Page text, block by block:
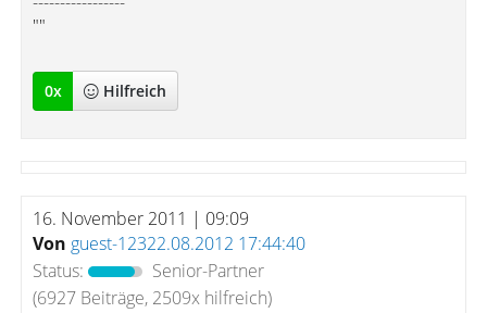
""
0x Hilfreich
16. November 2011 | 09:09
Von guest-12322.08.2012 17:44:40
Status:
Senior-Partner
(6927 Beiträge, 2509x hilfreich)